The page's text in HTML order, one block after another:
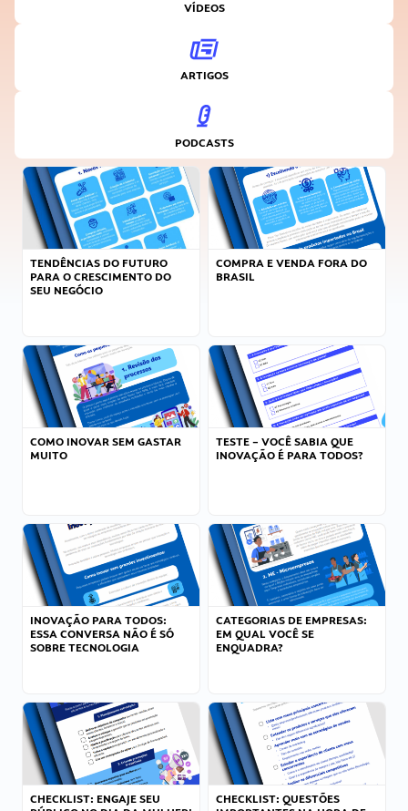
VÍDEOS
ARTIGOS
PODCASTS
TENDÊNCIAS DO FUTURO
PARA O CRESCIMENTO DO
SEU NEGÓCIO
COMPRA E VENDA FORA DO
BRASIL
COMO INOVAR SEM GASTAR
MUITO
TESTE – VOCÊ SABIA QUE
INOVAÇÃO É PARA TODOS?
INOVAÇÃO PARA TODOS:
ESSA CONVERSA NÃO É SÓ
SOBRE TECNOLOGIA
CATEGORIAS DE EMPRESAS:
EM QUAL VOCÊ SE
ENQUADRA?
CHECKLIST: ENGAJE SEU
CHECKLIST: QUESTÕES